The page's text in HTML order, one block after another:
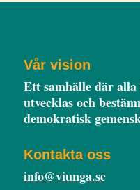
Vår vision
Ett samhälle där
utvecklas och
demokratisk
Kontakta oss
info@viunga.se